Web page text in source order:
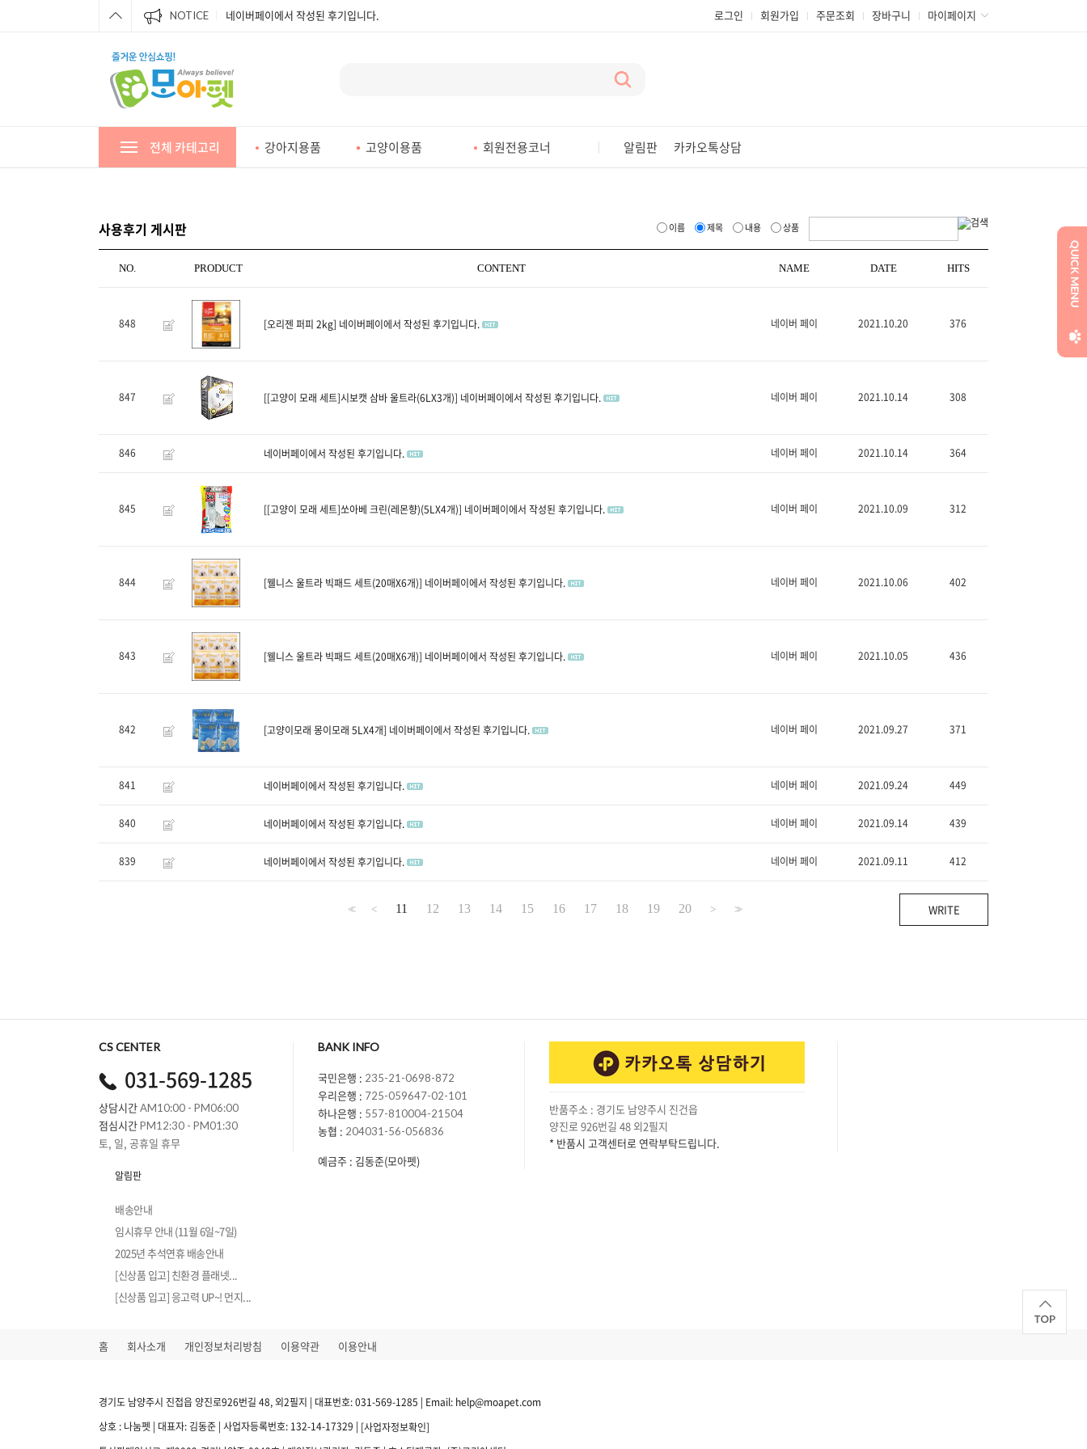
NOTICE
네이버페이에서 작성된 후기입니다.
네이버페이에서 작성된 후기입니다.
네이버페이에서 작성된 후기입니다.
네이버페이에서 작성된 후기입니다.
네이버페이에서 작성된 후기입니다.
로그인 회원가입 주문조회 장바구니 마이페이지
전체 카테고리 강아지용품 고양이용품 회원전용코너 알림판 카카오톡상담
사용후기 게시판 이름 제목 내용 상품
NO. PRODUCT CONTENT NAME DATE HITS
848 [오리젠 퍼피 2kg] 네이버페이에서 작성된 후기입니다. 네이버 페이 2021.10.20 376
847 [[고양이 모래 세트]시보캣 삼바 울트라(6LX3개)] 네이버페이에서 작성된 후기입니다. 네이버 페이 2021.10.14 308
846 네이버페이에서 작성된 후기입니다. 네이버 페이 2021.10.14 364
845 [[고양이 모래 세트]쏘아베 크린(레몬향)(5LX4개)] 네이버페이에서 작성된 후기입니다. 네이버 페이 2021.10.09 312
844 [웰니스 울트라 빅패드 세트(20매X6개)] 네이버페이에서 작성된 후기입니다. 네이버 페이 2021.10.06 402
843 [웰니스 울트라 빅패드 세트(20매X6개)] 네이버페이에서 작성된 후기입니다. 네이버 페이 2021.10.05 436
842 [고양이모래 몽이모래 5LX4개] 네이버페이에서 작성된 후기입니다. 네이버 페이 2021.09.27 371
841 네이버페이에서 작성된 후기입니다. 네이버 페이 2021.09.24 449
840 네이버페이에서 작성된 후기입니다. 네이버 페이 2021.09.14 439
839 네이버페이에서 작성된 후기입니다. 네이버 페이 2021.09.11 412
WRITE
<< < 11 12 13 14 15 16 17 18 19 20 > >>
CS CENTER
031-569-1285
상담시간AM10:00 - PM06:00
점심시간PM12:30 - PM01:30
토, 일, 공휴일 휴무
BANK INFO
국민은행 : 235-21-0698-872
우리은행 : 725-059647-02-101
하나은행 : 557-810004-21504
농협 : 204031-56-056836
예금주 : 김동준(모아펫)
반품주소 : 경기도 남양주시 진건읍
양진로 926번길 48 외2필지
* 반품시 고객센터로 연락부탁드립니다.
알림판
배송안내
임시휴무 안내 (11월 6일~7일)
2025년 추석연휴 배송안내
[신상품 입고] 친환경 플래넷...
[신상품 입고] 응고력 UP~! 먼지...
홈 회사소개 개인정보처리방침 이용약관 이용안내
경기도 남양주시 진접읍 양진로926번길 48, 외2필지 | 대표번호: 031-569-1285 | Email: help@moapet.com
상호 : 나눔펫 | 대표자: 김동준 | 사업자등록번호: 132-14-17329 | [사업자정보확인]